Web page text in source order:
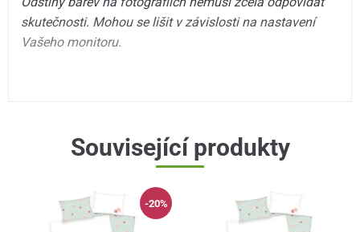
skutečnosti. Mohou se lišit v závislosti na nastavení
Vašeho monitoru.
Související produkty
-20%